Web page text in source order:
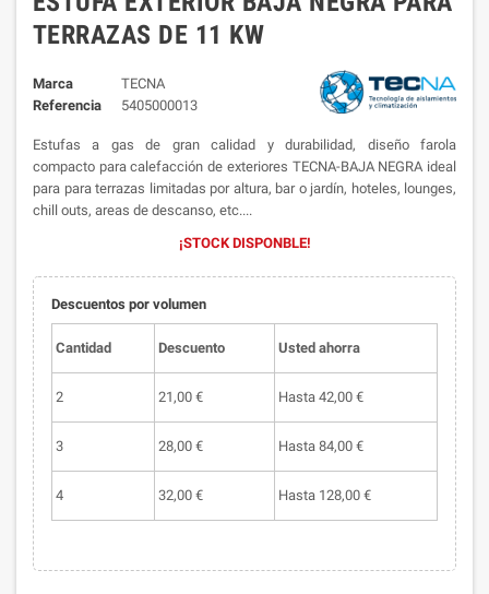
TERRAZAS DE 11 KW
Marca
TECNA
Referencia
5405000013
Estufas a gas de gran calidad y durabilidad, diseño farola
compacto para calefacción de exteriores TECNA-BAJA NEGRA ideal
para para terrazas limitadas por altura, bar o jardín, hoteles, lounges,
chill outs, areas de descanso, etc....
¡STOCK DISPONBLE!
Descuentos por volumen
Cantidad Descuento Usted ahorra
2 21,00 € Hasta 42,00 €
3 28,00 € Hasta 84,00 €
4 32,00 € Hasta 128,00 €